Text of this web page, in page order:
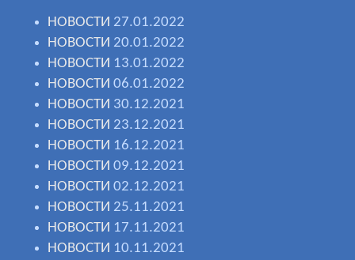
НОВОСТИ 27.01.2022
НОВОСТИ 20.01.2022
НОВОСТИ 13.01.2022
НОВОСТИ 06.01.2022
НОВОСТИ 30.12.2021
НОВОСТИ 23.12.2021
НОВОСТИ 16.12.2021
НОВОСТИ 09.12.2021
НОВОСТИ 02.12.2021
НОВОСТИ 25.11.2021
НОВОСТИ 17.11.2021
НОВОСТИ 10.11.2021